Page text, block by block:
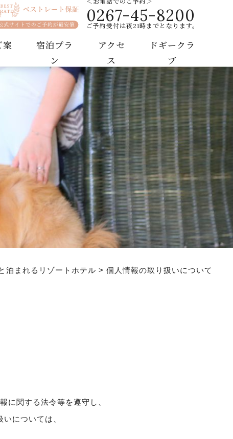
0267-45-8200
ご予約受付は夜21時までとなります。
案
宿泊プラ
ン
アクセ
ス
ドギークラ
ブ
泊まれるリゾートホテル > 個人情報の取り扱いについて
に関する法令等を遵守し、
については、